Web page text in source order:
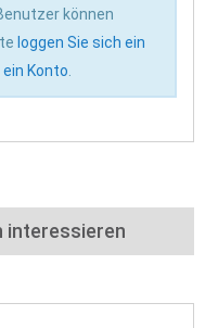
können
loggen Sie sich ein
Konto
interessieren